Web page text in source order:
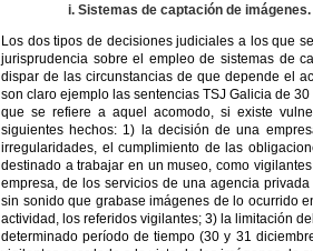
i. Sistemas de captación de imágenes.
Los dos tipos de decisiones judiciales a los que
jurisprudencia sobre el empleo de sistemas de
dispar de las circunstancias de que depende el
son claro ejemplo las sentencias TSJ Galicia de
que se refiere a aquel acomodo, si existe
siguientes hechos: 1) la decisión de una
irregularidades, el cumplimiento de las
destinado a trabajar en un museo, como
empresa, de los servicios de una agencia
sin sonido que grabase imágenes de lo ocurrido
actividad, los referidos vigilantes; 3) la limitación
determinado período de tiempo (30 y 31